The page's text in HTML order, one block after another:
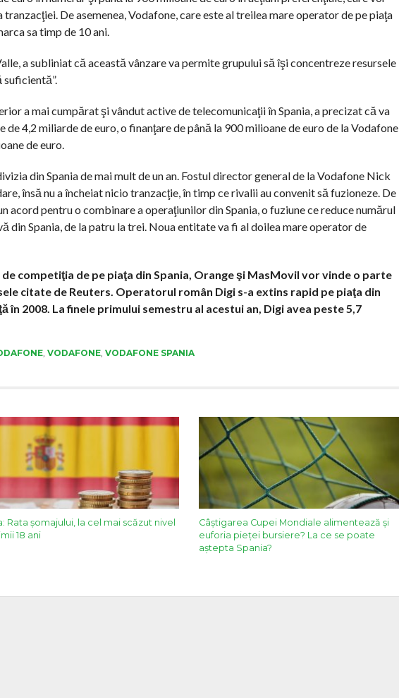
De asemenea, Vodafone, care este al treilea mare operator de pe piaţa
sa timp de 10 ani.
a subliniat că această vânzare va permite grupului să îşi concentreze resursele
suficientă”.
a mai cumpărat şi vândut active de telecomunicaţii în Spania, a precizat că va
4,2 miliarde de euro, o finanţare de până la 900 milioane de euro de la Vodafone
de euro.
din Spania de mai mult de un an. Fostul director general de la Vodafone Nick
însă nu a încheiat nicio tranzacţie, în timp ce rivalii au convenit să fuzioneze. De
acord pentru o combinare a operaţiunilor din Spania, o fuziune ce reduce numărul
Spania, de la patru la trei. Noua entitate va fi al doilea mare operator de
competiţia de pe piaţa din Spania, Orange şi MasMovil vor vinde o parte
citate de Reuters. Operatorul român Digi s-a extins rapid pe piaţa din
2008. La finele primului semestru al acestui an, Digi avea peste 5,7
, VODAFONE, VODAFONE SPANIA
Rata șomajului, la cel mai scăzut nivel
18 ani
Câștigarea Cupei Mondiale alimentează și
euforia pieței bursiere? La ce se poate
aștepta Spania?